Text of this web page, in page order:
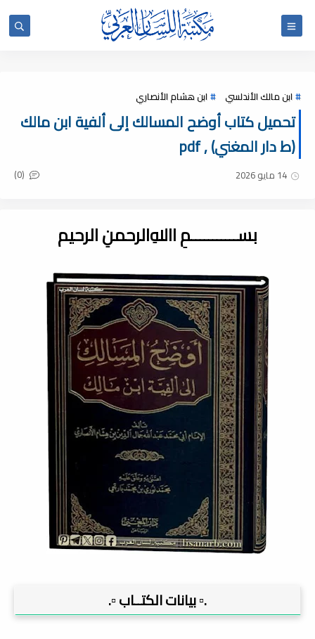
ابن مالك الأندلسي ابن هشام الأنصاري
تحميل كتاب أوضح المسالك إلى ألفية ابن مالك
(ط دار المغني) , pdf
14 مايو 2026 (0)
بســـــــــــمِ اﷲِالرحمنِ الرحيم
.▫️ بيانات الكتــاب ▫️.